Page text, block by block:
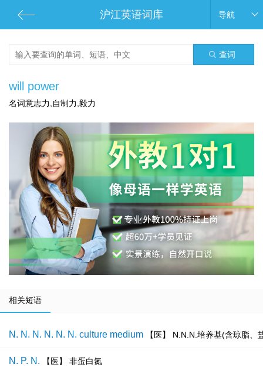
沪江英语词库 导航
查词
will power
名词意志力,自制力,毅力
相关短语
N. N. N. N. N. N. culture medium 【医】 N.N.N.培养基(含琼脂
N. P. N. 【医】 非蛋白氮